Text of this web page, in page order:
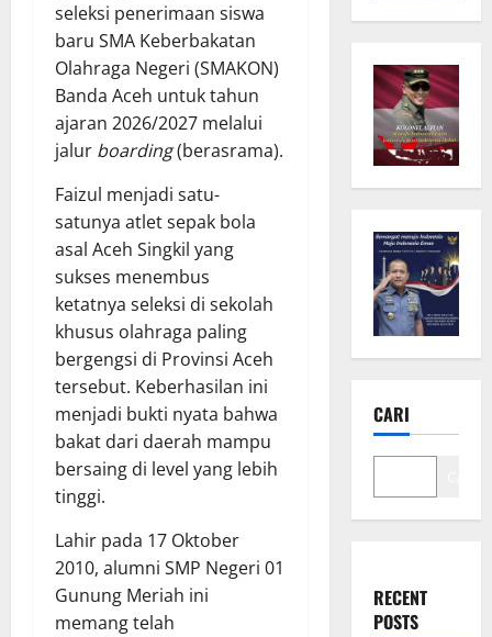
seleksi penerimaan siswa
baru SMA Keberbakatan
Olahraga Negeri (SMAKON)
Banda Aceh untuk tahun
ajaran 2026/2027 melalui
jalur boarding(berasrama).
Faizul menjadi satu-
satunya atlet sepak bola
asal Aceh Singkil yang
sukses menembus
ketatnya seleksi di sekolah
khusus olahraga paling
bergengsi di Provinsi Aceh
tersebut. Keberhasilan ini
menjadi bukti nyata bahwa
bakat dari daerah mampu
bersaing di level yang lebih
tinggi.
Lahir pada 17 Oktober
2010, alumni SMP Negeri 01
Gunung Meriah ini
memang telah
CARI
RECENT
POSTS